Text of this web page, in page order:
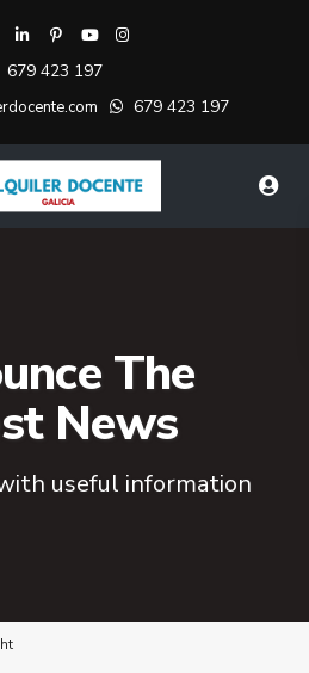
679 423 197
679 423 197
The
News
useful information